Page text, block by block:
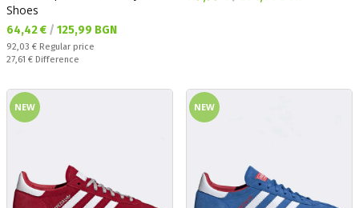
Shoes
Текуща цена:
64,42 € / 125,99 BGN
Regular price:
92,03 € Regular price
Спестявате:
27,61 € Difference
NEW NEW